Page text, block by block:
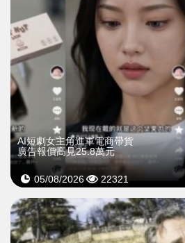
AI短劇女主角進軍電商帶貨
廣告報價高見25.8萬元
05/08/2026 22321